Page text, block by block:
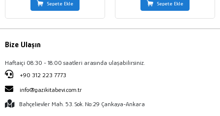
Sepete Ekle Sepete Ekle
Bize Ulaşın
Haftaiçi 08:30 - 18:00 saatleri arasında ulaşabilirsiniz.
+90 312 223 7773
info@gazikitabevi.com.tr
Bahçelievler Mah. 53. Sok. No:29 Çankaya-Ankara